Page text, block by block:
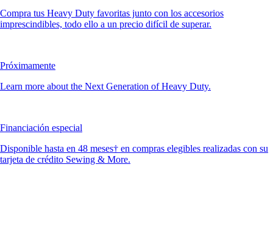
Compra tus Heavy Duty favoritas junto con los accesorios
imprescindibles, todo ello a un precio difícil de superar.
Próximamente
Learn more about the Next Generation of Heavy Duty.
Financiación especial
Disponible hasta en 48 meses† en compras elegibles realizadas con su
tarjeta de crédito Sewing & More.